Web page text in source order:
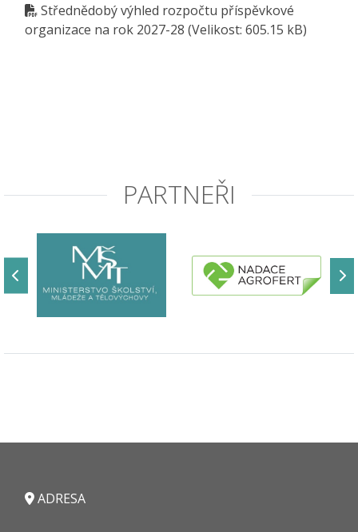
Střednědobý výhled rozpočtu příspěvkové
organizace na rok 2027-28 (Velikost: 605.15 kB)
PARTNEŘI
ADRESA